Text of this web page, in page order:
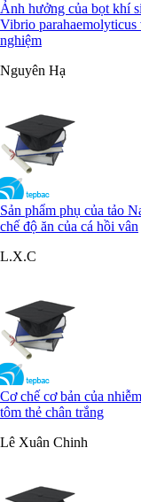
Ảnh hưởng của bọt khí
Vibrio
nghiệm
Nguyên Hạ
Sản phẩm phụ của tảo
chế độ ăn của cá hồi vân
L.X.C
Cơ chế cơ bản của
tôm thẻ chân trắng
Lê Xuân Chinh